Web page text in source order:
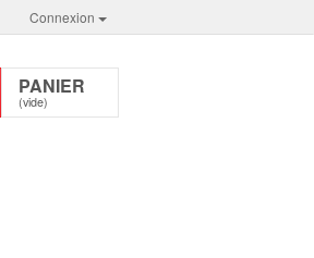
Connexion
PANIER
(vide)